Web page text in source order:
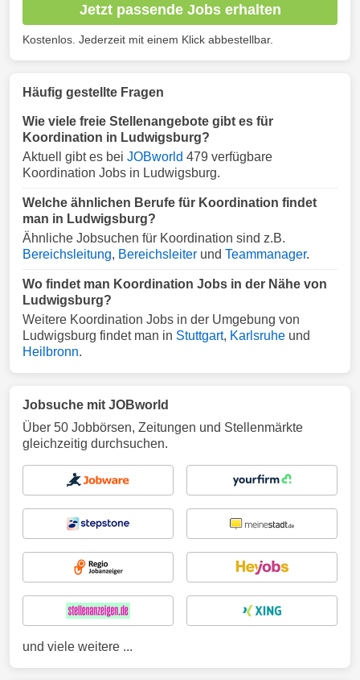
Jetzt passende Jobs erhalten
Kostenlos. Jederzeit mit einem Klick abbestellbar.
Häufig gestellte Fragen
Wie viele freie Stellenangebote gibt es für
Koordination in Ludwigsburg?
Aktuell gibt es bei JOBworld 479 verfügbare
Koordination Jobs in Ludwigsburg.
Welche ähnlichen Berufe für Koordination findet
man in Ludwigsburg?
Ähnliche Jobsuchen für Koordination sind z.B.
Bereichsleitung, Bereichsleiter und Teammanager.
Wo findet man Koordination Jobs in der Nähe von
Ludwigsburg?
Weitere Koordination Jobs in der Umgebung von
Ludwigsburg findet man in Stuttgart, Karlsruhe und
Heilbronn.
Jobsuche mit JOBworld
Über 50 Jobbörsen, Zeitungen und Stellenmärkte
gleichzeitig durchsuchen.
und viele weitere ...